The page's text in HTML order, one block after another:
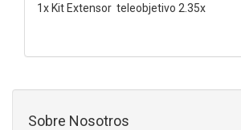
1x Kit Extensor teleobjetivo 2.35x
Sobre Nosotros